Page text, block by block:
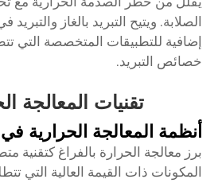
الصلابة. ويتيح التبريد بالغاز
إضافية للتطبيقات المتخصصة التي
خصائص التبريد.
تقنيات المعالجة
أنظمة المعالجة الحرارية
برز معالجة الحرارة بالفراغ كتقنية
المكونات ذات القيمة العالية التي